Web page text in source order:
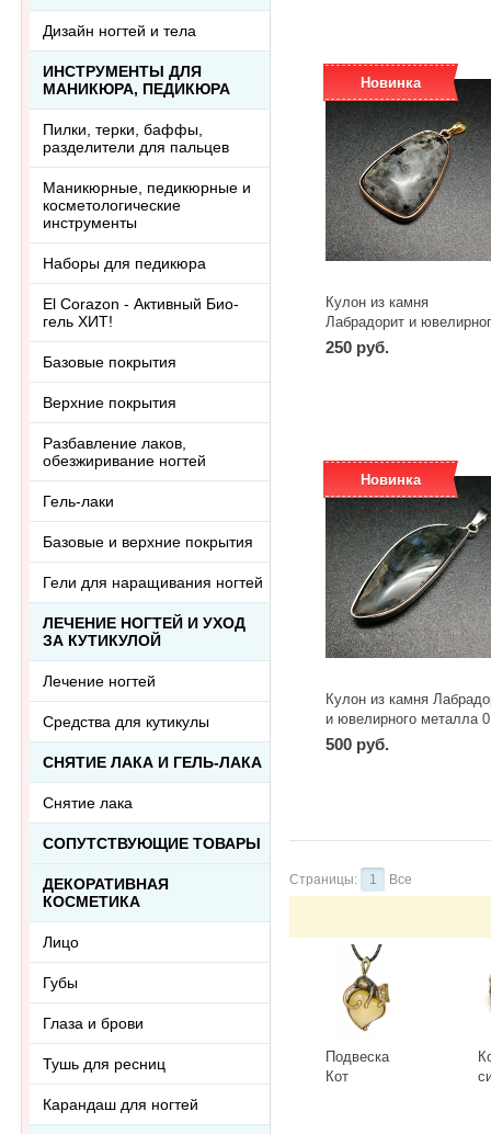
Новинка
Кулон из камня
Лабрадорит и
металла 01
250 руб.
Новинка
Кулон из камня
и ювелирного металла
500 руб.
Страницы: 1 Все
Подвеска
Кот
Дизайн ногтей и тела
ИНСТРУМЕНТЫ ДЛЯ
МАНИКЮРА, ПЕДИКЮРА
Пилки, терки, баффы,
разделители для пальцев
Маникюрные, педикюрные и
косметологические
инструменты
Наборы для педикюра
El Corazon - Активный Био-
гель ХИТ!
Базовые покрытия
Верхние покрытия
Разбавление лаков,
обезжиривание ногтей
Гель-лаки
Базовые и верхние покрытия
Гели для наращивания ногтей
ЛЕЧЕНИЕ НОГТЕЙ И УХОД
ЗА КУТИКУЛОЙ
Лечение ногтей
Средства для кутикулы
СНЯТИЕ ЛАКА И ГЕЛЬ-ЛАКА
Снятие лака
СОПУТСТВУЮЩИЕ ТОВАРЫ
ДЕКОРАТИВНАЯ
КОСМЕТИКА
Лицо
Губы
Глаза и брови
Тушь для ресниц
Карандаш для ногтей